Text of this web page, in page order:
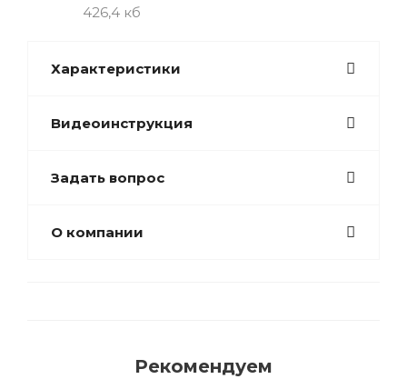
426,4 кб
Характеристики
Видеоинструкция
Задать вопрос
О компании
Рекомендуем